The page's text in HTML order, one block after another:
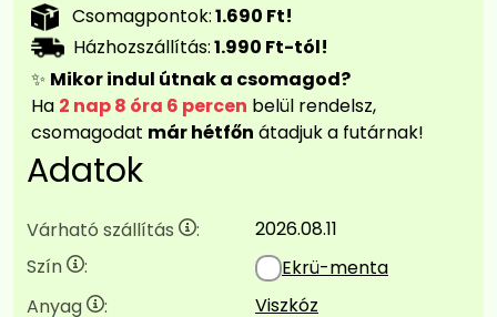
Csomagpontok:1.690 Ft!
Házhozszállítás:1.990 Ft-tól!
✨ Mikor indul útnak a csomagod?
Ha 2 nap 8 óra 6 percen belül rendelsz,
csomagodat már hétfőn átadjuk a futárnak!
Adatok
Várható szállítás :
2026.08.11
Szín
:
Ekrü-menta
Anyag
: Viszkóz